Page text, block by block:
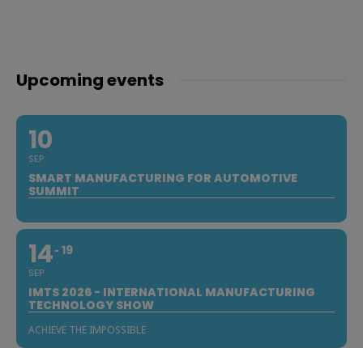
Upcoming events
10
SEP
SMART MANUFACTURING FOR AUTOMOTIVE
SUMMIT
14
SEP
19
IMTS 2026 - INTERNATIONAL MANUFACTURING
TECHNOLOGY SHOW
ACHIEVE THE IMPOSSIBLE